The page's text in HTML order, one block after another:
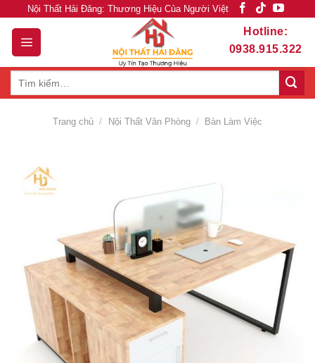
content
Nội Thất Hải Đăng: Thương Hiệu Của Người Việt
Hotline:
0938.915.322
Trang chủ / Nội Thất Văn Phòng / Bàn Làm Việc